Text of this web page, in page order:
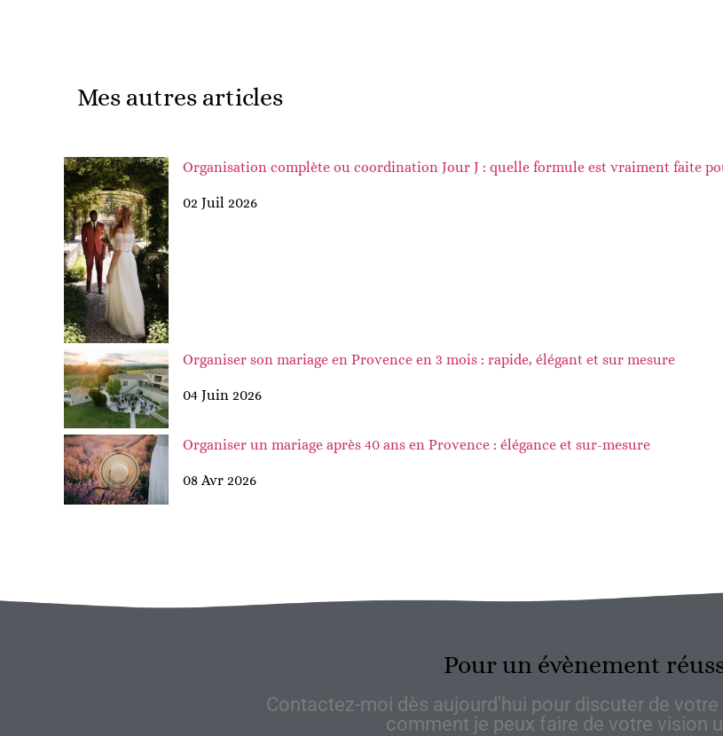
Mes autres articles
Organisation complète ou coordination Jour J : quelle formule est vraiment faite
02 Juil 2026
Organiser son mariage en Provence en 3 mois : rapide, élégant et sur mesure
04 Juin 2026
Organiser un mariage après 40 ans en Provence : élégance et sur-mesure
08 Avr 2026
Pour un évènement
Contactez-moi dès aujourd'hui pour discuter de
comment je peux faire de votre vision